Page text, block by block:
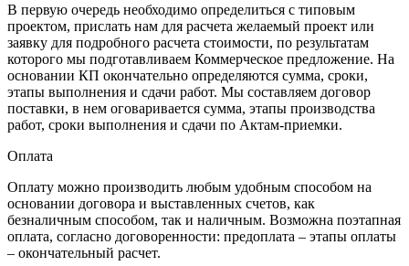
В первую очередь необходимо определиться с типовым
проектом, прислать нам для расчета желаемый проект или
заявку для подробного расчета стоимости, по результатам
которого мы подготавливаем Коммерческое предложение. На
основании КП окончательно определяются сумма, сроки,
этапы выполнения и сдачи работ. Мы составляем договор
поставки, в нем оговаривается сумма, этапы производства
работ, сроки выполнения и сдачи по Актам-приемки.
Оплата
Оплату можно производить любым удобным способом на
основании договора и выставленных счетов, как
безналичным способом, так и наличным. Возможна поэтапная
оплата, согласно договоренности: предоплата – этапы оплаты
– окончательный расчет.